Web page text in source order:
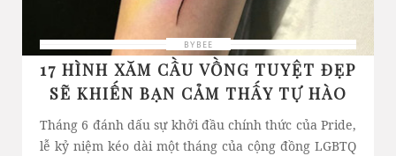
BYBEE
17 HÌNH XĂM CẦU VỒNG TUYỆT ĐẸP
SẼ KHIẾN BẠN CẢM THẤY TỰ HÀO
Tháng 6 đánh dấu sự khởi đầu chính thức của Pride,
lễ kỷ niệm kéo dài một tháng của cộng đồng LGBTQ